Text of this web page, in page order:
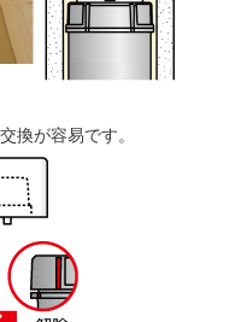
換が容易です。